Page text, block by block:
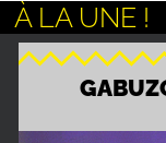
À LA UNE !